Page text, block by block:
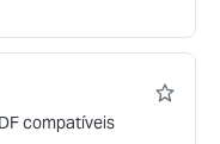
compatíveis